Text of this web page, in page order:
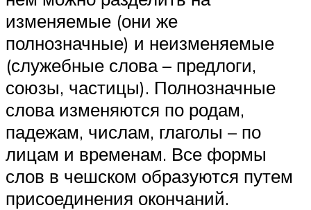
изменяемые (они же
полнозначные) и неизменяемые
(служебные слова – предлоги,
союзы, частицы). Полнозначные
слова изменяются по родам,
падежам, числам, глаголы – по
лицам и временам. Все формы
слов в чешском образуются путем
присоединения окончаний.